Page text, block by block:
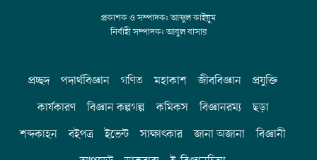
প্রকাশক ও সম্পাদক: আব্দুল কাইয়ুম
নির্বাহী সম্পাদক: আবুল বাসার
প্রচ্ছদ পদার্থবিজ্ঞান গণিত মহাকাশ জীববিজ্ঞান
প্রযুক্তি
কার্যকারণ
বিজ্ঞান কল্পগল্প কমিকস বিজ্ঞানরম্য
ছড়া
শব্দকাহন
বইপত্র ইভেন্ট সাক্ষাৎকার জানা অজানা
বিজ্ঞানী